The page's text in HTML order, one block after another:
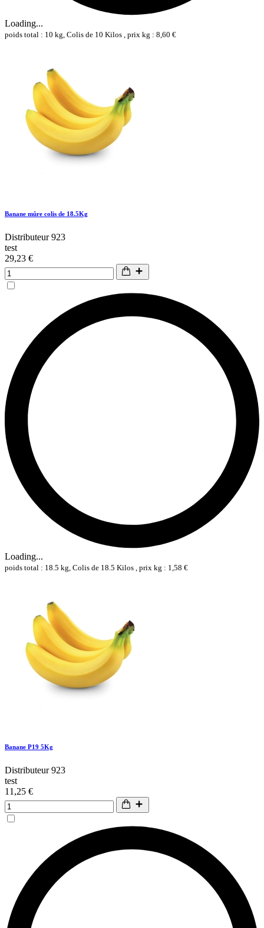
Loading...
poids total : 10 kg, Colis de 10 Kilos , prix kg : 8,60 €
Banane mûre colis de 18.5Kg
Distributeur 923
test
29,23 €
Loading...
poids total : 18.5 kg, Colis de 18.5 Kilos , prix kg : 1,58 €
Banane P19 5Kg
Distributeur 923
test
11,25 €